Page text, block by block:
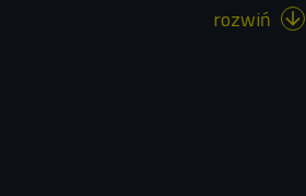
rozwiń 